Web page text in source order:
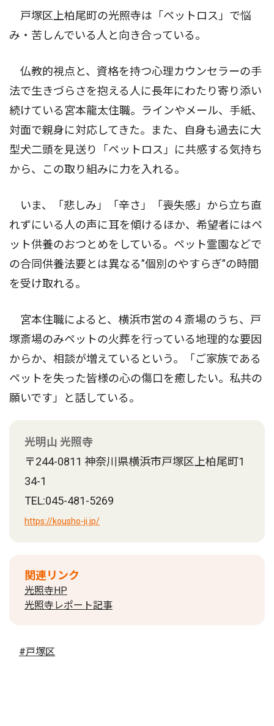
戸塚区上柏尾町の光照寺は「ペットロス」で悩
み・苦しんでいる人と向き合っている。
仏教的視点と、資格を持つ心理カウンセラーの手
法で生きづらさを抱える人に長年にわたり寄り添い
続けている宮本龍太住職。ラインやメール、手紙、
対面で親身に対応してきた。また、自身も過去に大
型犬二頭を見送り「ペットロス」に共感する気持ち
から、この取り組みに力を入れる。
いま、「悲しみ」「辛さ」「喪失感」から立ち直
れずにいる人の声に耳を傾けるほか、希望者にはペ
ット供養のおつとめをしている。ペット霊園などで
の合同供養法要とは異なる”個別のやすらぎ”の時間
を受け取れる。
宮本住職によると、横浜市営の４斎場のうち、戸
塚斎場のみペットの火葬を行っている地理的な要因
からか、相談が増えているという。「ご家族である
ペットを失った皆様の心の傷口を癒したい。私共の
願いです」と話している。
光明山 光照寺
〒244-0811 神奈川県横浜市戸塚区上柏尾町1
34-1
TEL:045-481-5269
https://kousho-ji.jp/
関連リンク
光照寺HP
光照寺レポート記事
#戸塚区